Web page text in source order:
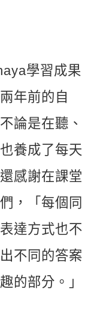
學習成果
年前的自
論是在聽、
養成了每天
感謝在課堂
，「每個同
達方式也不
不同的答案
的部分。」